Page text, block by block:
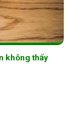
không thấy